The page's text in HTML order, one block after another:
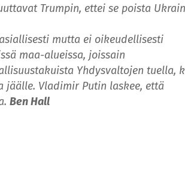
Trumpin, ettei se poista
mutta ei oikeudellisesti
maa-alueissa, joissain
Yhdysvaltojen tuella,
Vladimir Putin laskee, että
Ben Hall